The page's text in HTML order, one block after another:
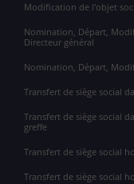
Modification de l'objet
Nomination, Départ,
Directeur général
Nomination, Départ,
Transfert de siège social
Transfert de siège social
greffe
Transfert de siège social
Transfert de siège social